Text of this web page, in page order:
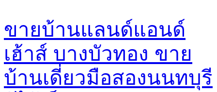
ขายบ้านแลนด์แอนด์
เฮ้าส์ บางบัวทอง ขาย
บ้านเดี่ยวมือสองนนทบุรี